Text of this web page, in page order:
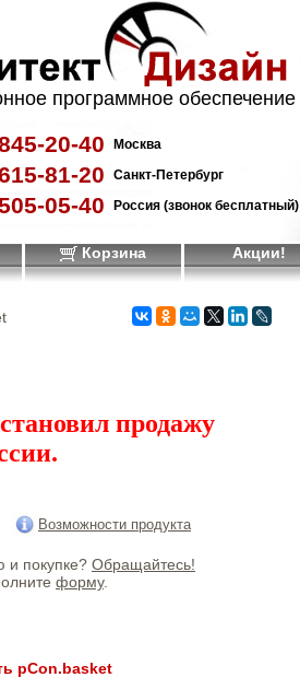
программное обеспечение
20-40 Москва
81-20 Санкт-Петербург
05-40 Россия (звонок бесплатный)
Корзина Акции!
продажу
Возможности продукта
и покупке? Обращайтесь!
форму.
pCon.basket